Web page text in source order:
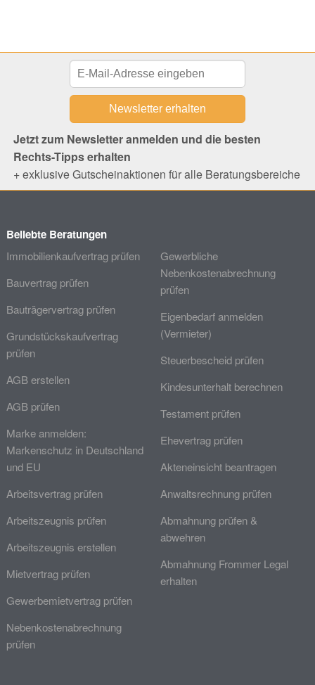
Jetzt zum Newsletter anmelden und die besten
Rechts-Tipps erhalten
+ exklusive Gutscheinaktionen für alle Beratungsbereiche
Beliebte Beratungen
Immobilienkaufvertrag prüfen
Bauvertrag prüfen
Bauträgervertrag prüfen
Grundstückskaufvertrag
prüfen
AGB erstellen
AGB prüfen
Marke anmelden:
Markenschutz in Deutschland
und EU
Arbeitsvertrag prüfen
Arbeitszeugnis prüfen
Arbeitszeugnis erstellen
Mietvertrag prüfen
Gewerbemietvertrag prüfen
Nebenkostenabrechnung
prüfen
Gewerbliche
Nebenkostenabrechnung
prüfen
Eigenbedarf anmelden
(Vermieter)
Steuerbescheid prüfen
Kindesunterhalt berechnen
Testament prüfen
Ehevertrag prüfen
Akteneinsicht beantragen
Anwaltsrechnung prüfen
Abmahnung prüfen &
abwehren
Abmahnung Frommer Legal
erhalten